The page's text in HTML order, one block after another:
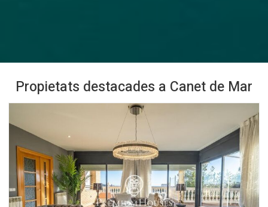
Propietats destacades a Canet de Mar